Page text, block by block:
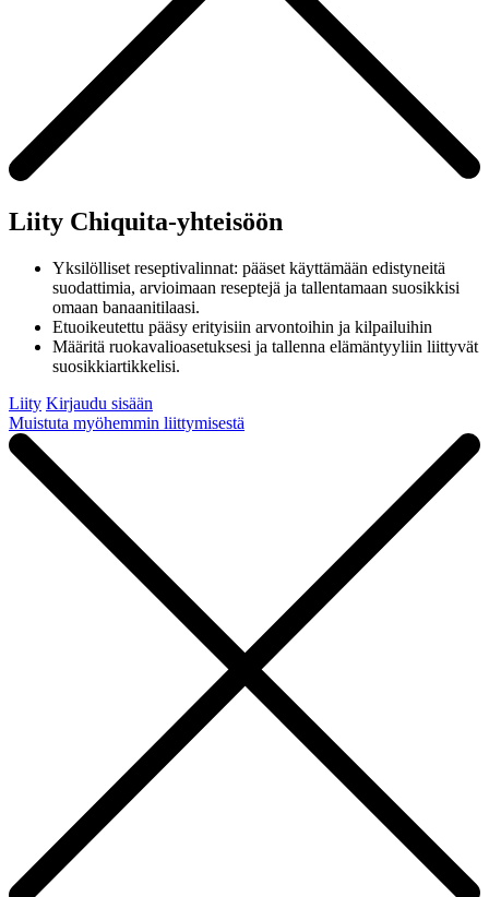
Liity Chiquita-yhteisöön
Yksilölliset reseptivalinnat: pääset käyttämään edistyneitä
suodattimia, arvioimaan reseptejä ja tallentamaan suosikkisi
omaan banaanitilaasi.
Etuoikeutettu pääsy erityisiin arvontoihin ja kilpailuihin
Määritä ruokavalioasetuksesi ja tallenna elämäntyyliin liittyvät
suosikkiartikkelisi.
Liity Kirjaudu sisään
Muistuta myöhemmin liittymisestä